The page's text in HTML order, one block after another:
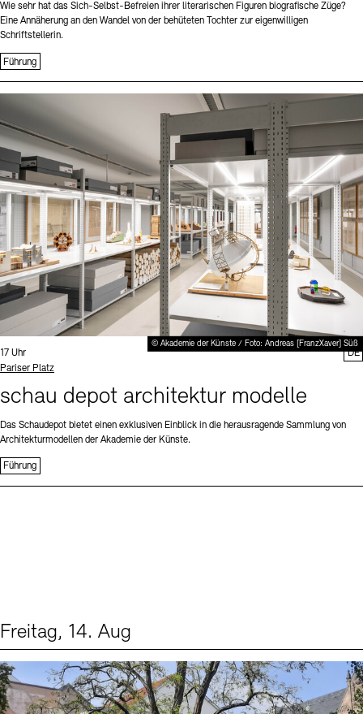
Wie sehr hat das Sich-Selbst-Befreien ihrer literarischen Figuren biografische Züge?
Eine Annäherung an den Wandel von der behüteten Tochter zur eigenwilligen
Schriftstellerin.
Führung
© Akademie der Künste / Foto: Andreas [FranzXaver] Süß
Uhrzeit:
17 Uhr
Standort
Pariser Platz
schau depot architektur modelle
Das Schaudepot bietet einen exklusiven Einblick in die herausragende Sammlung von
Architekturmodellen der Akademie der Künste.
Führung
DE
Freitag, 14. Aug